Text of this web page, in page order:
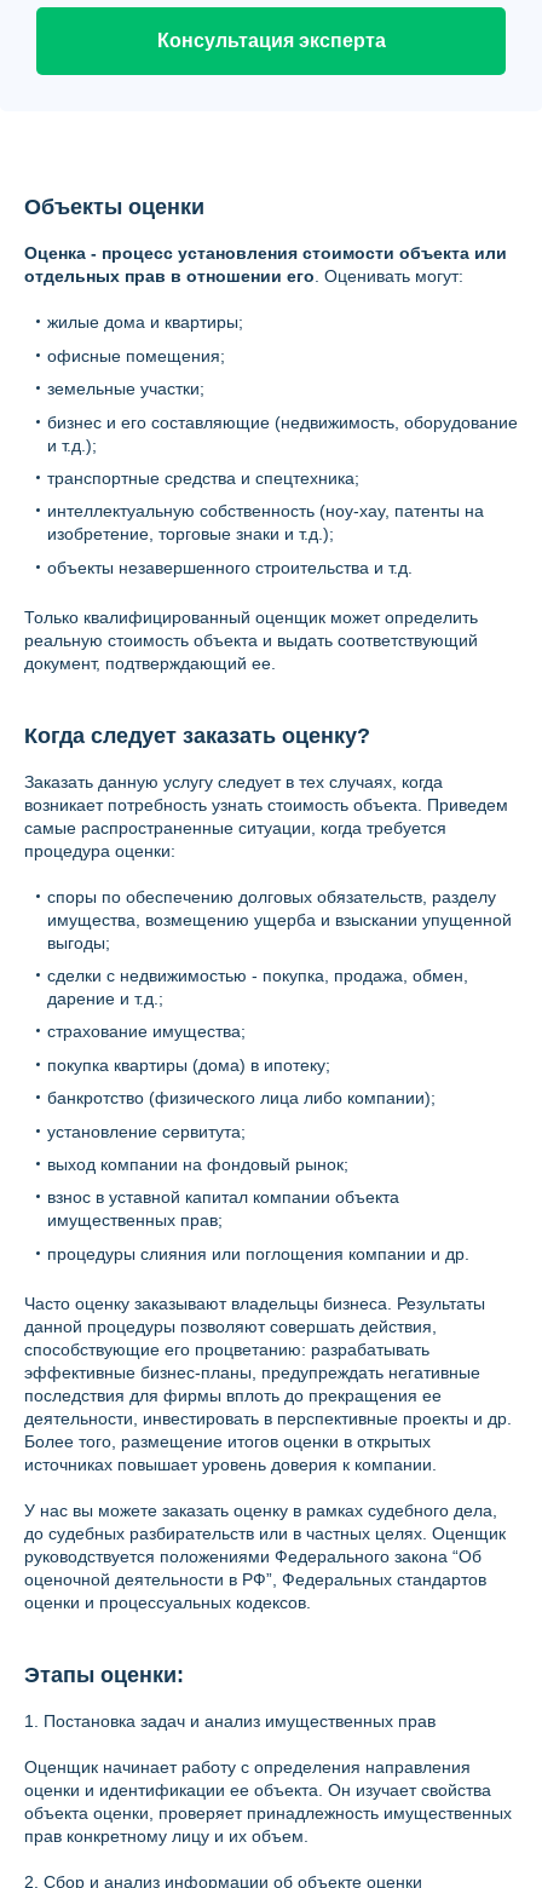
Консультация эксперта
Объекты оценки
Оценка - процесс установления стоимости объекта или
отдельных прав в отношении его. Оценивать могут:
жилые дома и квартиры;
офисные помещения;
земельные участки;
бизнес и его составляющие (недвижимость, оборудование
и т.д.);
транспортные средства и спецтехника;
интеллектуальную собственность (ноу-хау, патенты на
изобретение, торговые знаки и т.д.);
объекты незавершенного строительства и т.д.
Только квалифицированный оценщик может определить
реальную стоимость объекта и выдать соответствующий
документ, подтверждающий ее.
Когда следует заказать оценку?
Заказать данную услугу следует в тех случаях, когда
возникает потребность узнать стоимость объекта. Приведем
самые распространенные ситуации, когда требуется
процедура оценки:
споры по обеспечению долговых обязательств, разделу
имущества, возмещению ущерба и взыскании упущенной
выгоды;
сделки с недвижимостью - покупка, продажа, обмен,
дарение и т.д.;
страхование имущества;
покупка квартиры (дома) в ипотеку;
банкротство (физического лица либо компании);
установление сервитута;
выход компании на фондовый рынок;
взнос в уставной капитал компании объекта
имущественных прав;
процедуры слияния или поглощения компании и др.
Часто оценку заказывают владельцы бизнеса. Результаты
данной процедуры позволяют совершать действия,
способствующие его процветанию: разрабатывать
эффективные бизнес-планы, предупреждать негативные
последствия для фирмы вплоть до прекращения ее
деятельности, инвестировать в перспективные проекты и др.
Более того, размещение итогов оценки в открытых
источниках повышает уровень доверия к компании.
У нас вы можете заказать оценку в рамках судебного дела,
до судебных разбирательств или в частных целях. Оценщик
руководствуется положениями Федерального закона “Об
оценочной деятельности в РФ”, Федеральных стандартов
оценки и процессуальных кодексов.
Этапы оценки:
1. Постановка задач и анализ имущественных прав
Оценщик начинает работу с определения направления
оценки и идентификации ее объекта. Он изучает свойства
объекта оценки, проверяет принадлежность имущественных
прав конкретному лицу и их объем.
2. Сбор и анализ информации об объекте оценки